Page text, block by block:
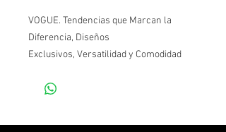
VOGUE. Tendencias que Marcan la
Diferencia, Diseños
Exclusivos, Versatilidad y Comodidad